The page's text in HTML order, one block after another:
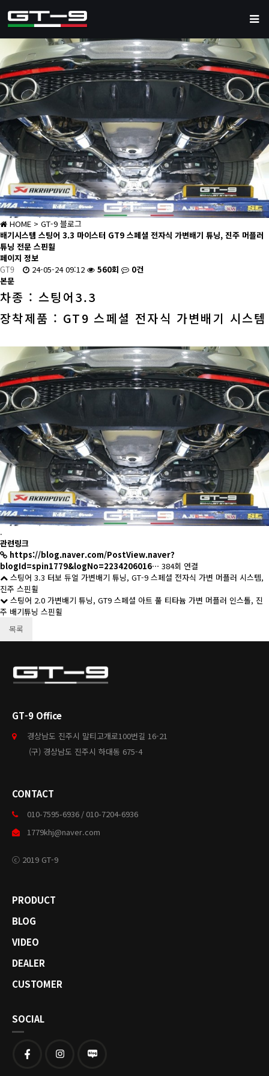
HOME > GT-9 블로그
배기시스템 스팅어 3.3 마이스터 GT9 스페셜 전자식 가변배기 튜닝, 진주 머플러
튜닝 전문 스핀휠
페이지 정보
GT9
24-05-24 09:12 560회
0건
본문
차종 : 스팅어3.3
장착제품 : GT9 스페셜 전자식 가변배기 시스템
.
관련링크
https://blog.naver.com/PostView.naver?
blogId=spin1779&logNo=2234206016… 384회 연결
스팅어 3.3 터보 듀얼 가변배기 튜닝, GT-9 스페셜 전자식 가변 머플러 시스템,
진주 스핀휠
스팅어 2.0 가변배기 튜닝, GT9 스페셜 아트 풀 티타늄 가변 머플러 인스톨, 진
주 배기튜닝 스핀휠
목록
GT-9 Office
경상남도 진주시 말티고개로100번길 16-21
(구) 경상남도 진주시 하대동 675-4
CONTACT
010-7595-6936 / 010-7204-6936
1779khj@naver.com
ⓒ 2019 GT-9
PRODUCT
BLOG
VIDEO
DEALER
CUSTOMER
SOCIAL